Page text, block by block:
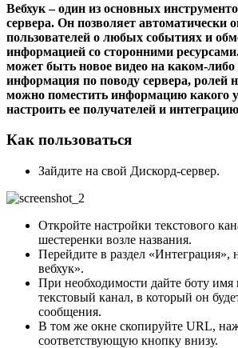
Вебхук – один из основных
сервера. Он позволяет автоматически
пользователей о любых событиях и
информацией со сторонними
может быть новое видео на каком-либо
информация по поводу сервера, ролей
можно поместить информацию какого
настроить ее получателей и
Как пользоваться
Зайдите на свой Дискорд-сервер.
Откройте настройки текстового
шестеренки возле названия.
Перейдите в раздел «Интеграция»,
вебхук».
При необходимости дайте боту имя
текстовый канал, в который он
сообщения.
В том же окне скопируйте URL,
соответствующую кнопку внизу.